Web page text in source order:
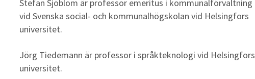
Stefan Sjöblom är professor emeritus i kommunalförvaltning
vid Svenska social- och kommunalhögskolan vid Helsingfors
universitet.
Jörg Tiedemann är professor i språkteknologi vid Helsingfors
universitet.